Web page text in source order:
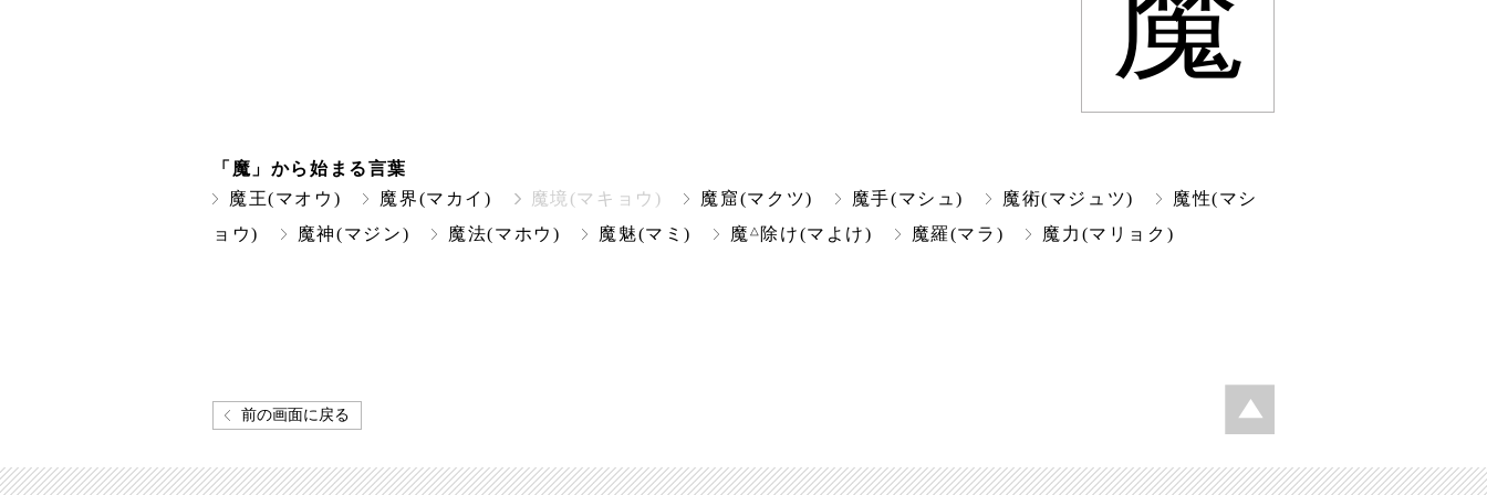
「魔」から始まる言葉
魔王(マオウ)
魔界(マカイ) 魔境(マキョウ) 魔窟(マクツ) 魔手(マシュ) 魔術(マジュツ)
魔性(マシ
ョウ)
魔神(マジン) 魔法(マホウ) 魔魅(マミ) 魔 △ 除け(マよけ) 魔羅(マラ) 魔力(マリョク)
前の画面に戻る